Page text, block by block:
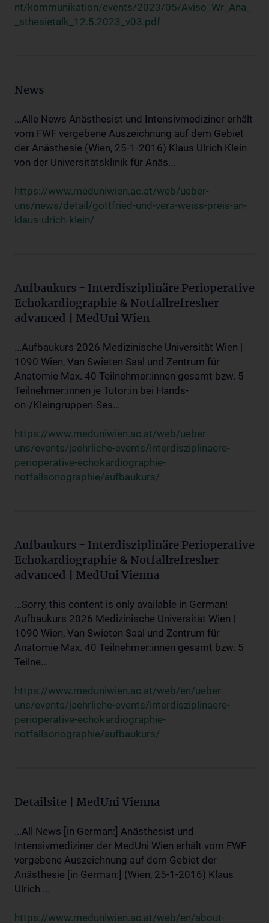
nt/kommunikation/events/2023/05/Aviso_Wr_Ana_
_sthesietalk_12.5.2023_v03.pdf
News
...Alle News Anästhesist und Intensivmediziner erhält
vom FWF vergebene Auszeichnung auf dem Gebiet
der Anästhesie (Wien, 25-1-2016) Klaus Ulrich Klein
von der Universitätsklinik für Anäs...
https://www.meduniwien.ac.at/web/ueber-
uns/news/detail/gottfried-und-vera-weiss-preis-an-
klaus-ulrich-klein/
Aufbaukurs - Interdisziplinäre Perioperative
Echokardiographie & Notfallrefresher
advanced | MedUni Wien
...Aufbaukurs 2026 Medizinische Universität Wien |
1090 Wien, Van Swieten Saal und Zentrum für
Anatomie Max. 40 Teilnehmer:innen gesamt bzw. 5
Teilnehmer:innen je Tutor:in bei Hands-
on-/Kleingruppen-Ses...
https://www.meduniwien.ac.at/web/ueber-
uns/events/jaehrliche-events/interdisziplinaere-
perioperative-echokardiographie-
notfallsonographie/aufbaukurs/
Aufbaukurs - Interdisziplinäre Perioperative
Echokardiographie & Notfallrefresher
advanced | MedUni Vienna
...Sorry, this content is only available in German!
Aufbaukurs 2026 Medizinische Universität Wien |
1090 Wien, Van Swieten Saal und Zentrum für
Anatomie Max. 40 Teilnehmer:innen gesamt bzw. 5
Teilne...
https://www.meduniwien.ac.at/web/en/ueber-
uns/events/jaehrliche-events/interdisziplinaere-
perioperative-echokardiographie-
notfallsonographie/aufbaukurs/
Detailsite | MedUni Vienna
...All News [in German:] Anästhesist und
Intensivmediziner der MedUni Wien erhält vom FWF
vergebene Auszeichnung auf dem Gebiet der
Anästhesie [in German:] (Wien, 25-1-2016) Klaus
Ulrich ...
https://www.meduniwien.ac.at/web/en/about-